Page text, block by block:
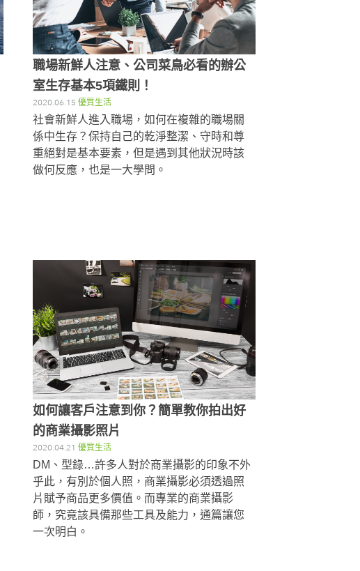
職場新鮮人注意、公司菜鳥必看的辦公
室生存基本5項鐵則！
2020.06.15 優質生活
社會新鮮人進入職場，如何在複雜的職場關
係中生存？保持自己的乾淨整潔、守時和尊
重絕對是基本要素，但是遇到其他狀況時該
做何反應，也是一大學問。
如何讓客戶注意到你？簡單教你拍出好
的商業攝影照片
2020.04.21 優質生活
DM、型錄…許多人對於商業攝影的印象不外
乎此，有別於個人照，商業攝影必須透過照
片賦予商品更多價值。而專業的商業攝影
師，究竟該具備那些工具及能力，通篇讓您
一次明白。